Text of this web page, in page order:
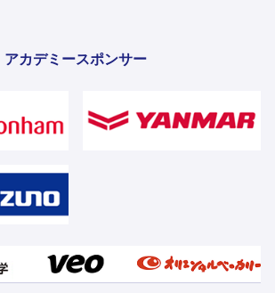
アカデミースポンサー